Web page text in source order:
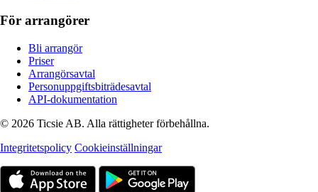
För arrangörer
Bli arrangör
Priser
Arrangörsavtal
Personuppgiftsbiträdesavtal
API-dokumentation
© 2026 Ticsie AB. Alla rättigheter förbehållna.
Integritetspolicy Cookieinställningar